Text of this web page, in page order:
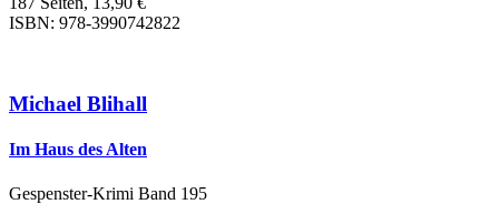
ISBN: 978-3990742822
Michael Blihall
Im Haus des Alten
Gespenster-Krimi Band 195